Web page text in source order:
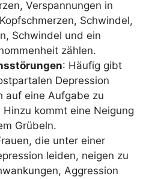
Verspannungen in
Schwindel,
Schwindel und ein
zählen.
: Häufig gibt
Depression
auf eine Aufgabe zu
Hinzu kommt eine Neigung
Grübeln.
die unter einer
leiden, neigen zu
Aggression